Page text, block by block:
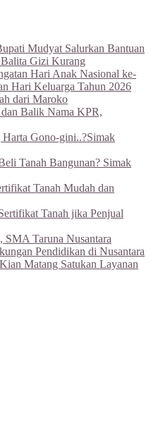
Mudyat Salurkan Bantuan
Balita Gizi Kurang
Hari Anak Nasional ke-
Hari Keluarga Tahun 2026
dari Maroko
Balik Nama KPR,
Gono-gini..?Simak
Tanah Bangunan? Simak
Tanah Mudah dan
Tanah jika Penjual
SMA Taruna Nusantara
Pendidikan di Nusantara
Matang Satukan Layanan